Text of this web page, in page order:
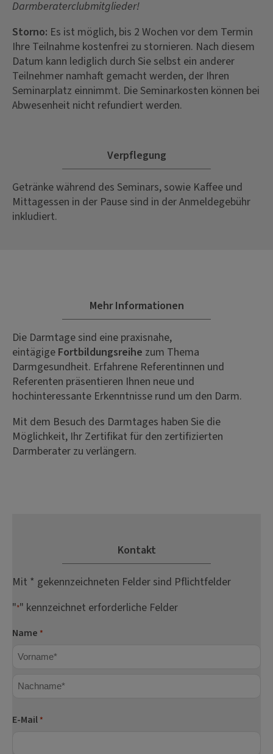
Darmberaterclubmitglieder!
Storno: Es ist möglich, bis 2 Wochen vor dem Termin
Ihre Teilnahme kostenfrei zu stornieren. Nach diesem
Datum kann lediglich durch Sie selbst ein anderer
Teilnehmer namhaft gemacht werden, der Ihren
Seminarplatz einnimmt. Die Seminarkosten können bei
Abwesenheit nicht refundiert werden.
Verpflegung
Getränke während des Seminars, sowie Kaffee und
Mittagessen in der Pause sind in der Anmeldegebühr
inkludiert.
Mehr Informationen
Die Darmtage sind eine praxisnahe,
eintägige Fortbildungsreihe zum Thema
Darmgesundheit. Erfahrene Referentinnen und
Referenten präsentieren Ihnen neue und
hochinteressante Erkenntnisse rund um den Darm.
Mit dem Besuch des Darmtages haben Sie die
Möglichkeit, Ihr Zertifikat für den zertifizierten
Darmberater zu verlängern.
Kontakt
Mit * gekennzeichneten Felder sind Pflichtfelder
"*" kennzeichnet erforderliche Felder
Name *
E-Mail *